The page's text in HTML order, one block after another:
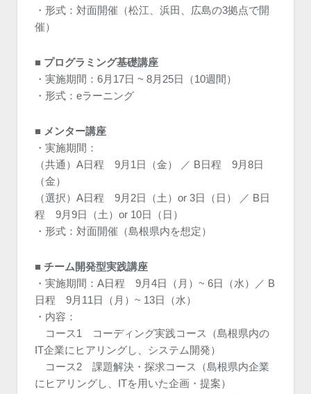
・形式：対面開催（松江、浜田、広島の3拠点で開
催）
■ プログラミング基礎講座
・実施期間：6月17日 ~ 8月25日（10週間）
・形式：eラーニング
■ メンター講座
・実施期間：
（共通）A日程 9月1日（金） ／ B日程 9月8日
（金）
（選択）A日程 9月2日（土）or 3日（日） ／ B日
程 9月9日（土）or 10日（日）
・形式：対面開催（島根県内を想定）
■ チーム開発型実践講座
・実施期間：A日程 9月4日（月）~ 6日（水）／ B
日程 9月11日（月）~ 13日（水）
・内容：
コース1 コーディング実践コース（島根県内の
IT企業にヒアリングし、システム開発）
コース2 課題解決・探求コース（島根県内企業
にヒアリングし、ITを用いた企画・提案）